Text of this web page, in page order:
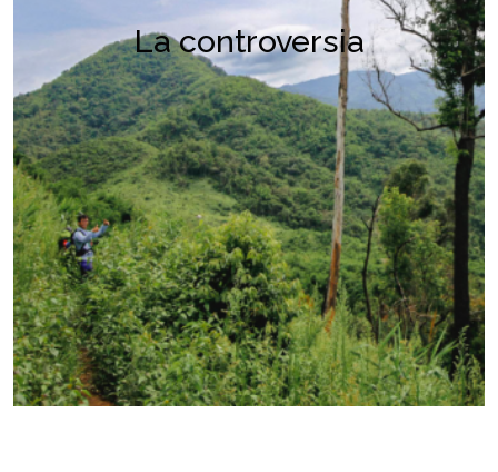
La controversia